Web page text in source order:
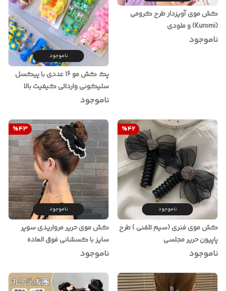
کش موی آویزدار طرح کرومی
(Kuromi) و ملودی
ناموجود
ناموجود
پک کش مو 16 عددی با پیکسل
سلیکونی وارداتی کیفیت بالا
ناموجود
%42
ناموجود
کش موی فنری (سیم تلفنی ) طرح
پاپیون حریر مجلسی
ناموجود
%43
ناموجود
کش موی حریر مرواریدی سوپر
سایز با کسشانی فوق العاده
ناموجود